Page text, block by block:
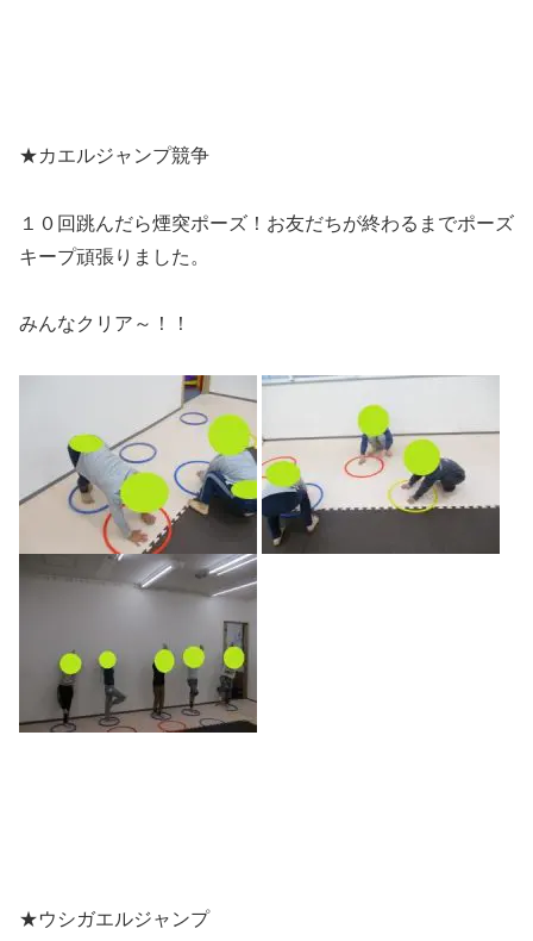
★カエルジャンプ競争
１０回跳んだら煙突ポーズ！お友だちが終わるまでポーズ
キープ頑張りました。
みんなクリア～！！
★ウシガエルジャンプ